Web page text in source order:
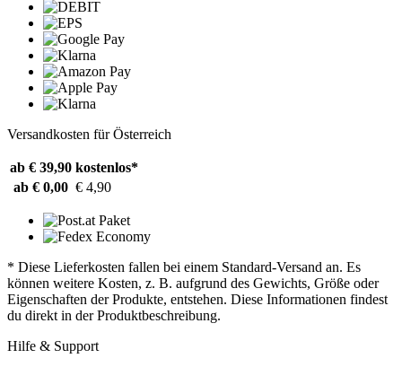
Versandkosten für Österreich
ab € 39,90 kostenlos*
ab € 0,00 € 4,90
* Diese Lieferkosten fallen bei einem Standard-Versand an. Es
können weitere Kosten, z. B. aufgrund des Gewichts, Größe oder
Eigenschaften der Produkte, entstehen. Diese Informationen findest
du direkt in der Produktbeschreibung.
Hilfe & Support